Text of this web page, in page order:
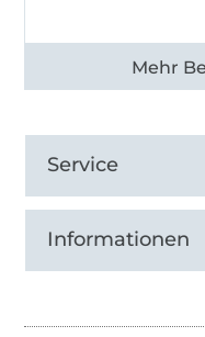
Alle 82950
Service
Informationen